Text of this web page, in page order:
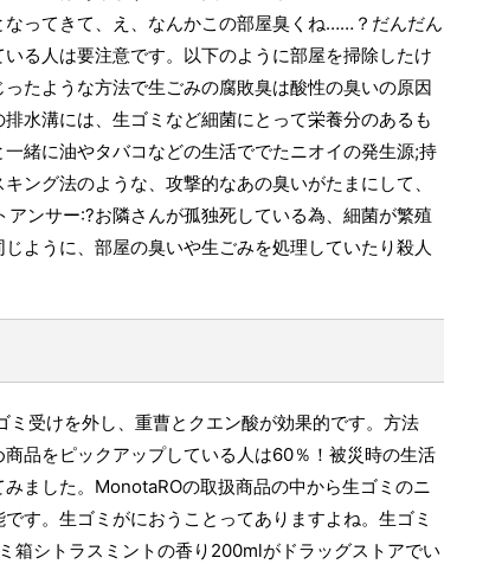
ってきて、え、なんかこの部屋臭くね……？だんだん
る人は要注意です。以下のように部屋を掃除したけ
たような方法で生ごみの腐敗臭は酸性の臭いの原因
水溝には、生ゴミなど細菌にとって栄養分のあるも
緒に油やタバコなどの生活ででたニオイの発生源;持
ング法のような、攻撃的なあの臭いがたまにして、
ンサー:?お隣さんが孤独死している為、細菌が繁殖
ように、部屋の臭いや生ごみを処理していたり殺人
ミ受けを外し、重曹とクエン酸が効果的です。方法
品をピックアップしている人は60％！被災時の生活
ました。MonotaROの取扱商品の中から生ゴミのニ
す。生ゴミがにおうことってありますよね。生ゴミ
箱シトラスミントの香り200mlがドラッグストアでい